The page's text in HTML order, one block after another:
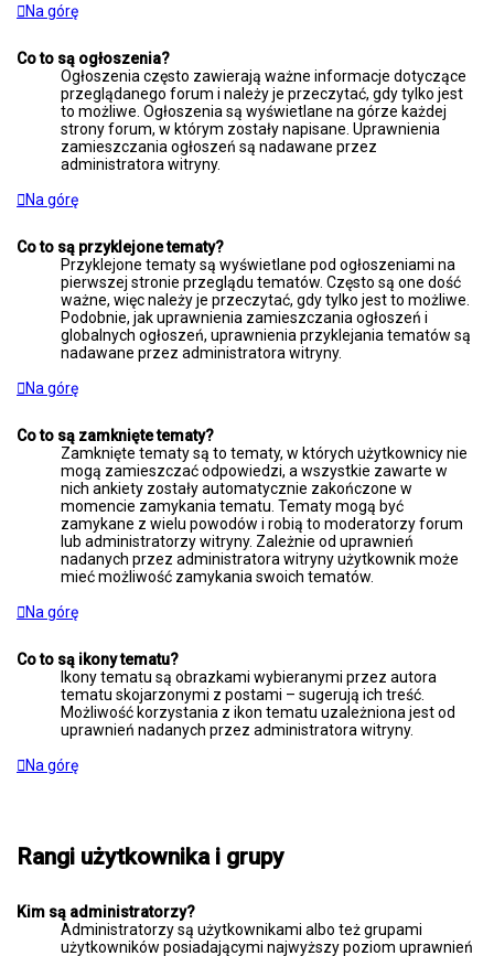
Na górę
Co to są ogłoszenia?
Ogłoszenia często zawierają ważne informacje dotyczące
przeglądanego forum i należy je przeczytać, gdy tylko jest
to możliwe. Ogłoszenia są wyświetlane na górze każdej
strony forum, w którym zostały napisane. Uprawnienia
zamieszczania ogłoszeń są nadawane przez
administratora witryny.
Na górę
Co to są przyklejone tematy?
Przyklejone tematy są wyświetlane pod ogłoszeniami na
pierwszej stronie przeglądu tematów. Często są one dość
ważne, więc należy je przeczytać, gdy tylko jest to możliwe.
Podobnie, jak uprawnienia zamieszczania ogłoszeń i
globalnych ogłoszeń, uprawnienia przyklejania tematów są
nadawane przez administratora witryny.
Na górę
Co to są zamknięte tematy?
Zamknięte tematy są to tematy, w których użytkownicy nie
mogą zamieszczać odpowiedzi, a wszystkie zawarte w
nich ankiety zostały automatycznie zakończone w
momencie zamykania tematu. Tematy mogą być
zamykane z wielu powodów i robią to moderatorzy forum
lub administratorzy witryny. Zależnie od uprawnień
nadanych przez administratora witryny użytkownik może
mieć możliwość zamykania swoich tematów.
Na górę
Co to są ikony tematu?
Ikony tematu są obrazkami wybieranymi przez autora
tematu skojarzonymi z postami – sugerują ich treść.
Możliwość korzystania z ikon tematu uzależniona jest od
uprawnień nadanych przez administratora witryny.
Na górę
Rangi użytkownika i grupy
Kim są administratorzy?
Administratorzy są użytkownikami albo też grupami
użytkowników posiadającymi najwyższy poziom uprawnień